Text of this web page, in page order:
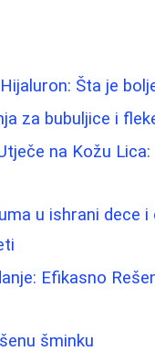
Šta je
za bubuljice i
na Kožu
u ishrani dece i
Efikasno
šminku